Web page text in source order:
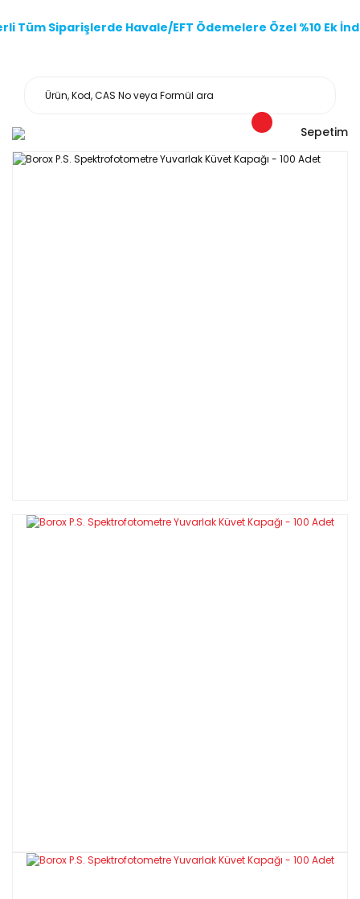
Tüm Siparişlerde Havale/EFT Ödemelere Özel %10 Ek
Sepetim